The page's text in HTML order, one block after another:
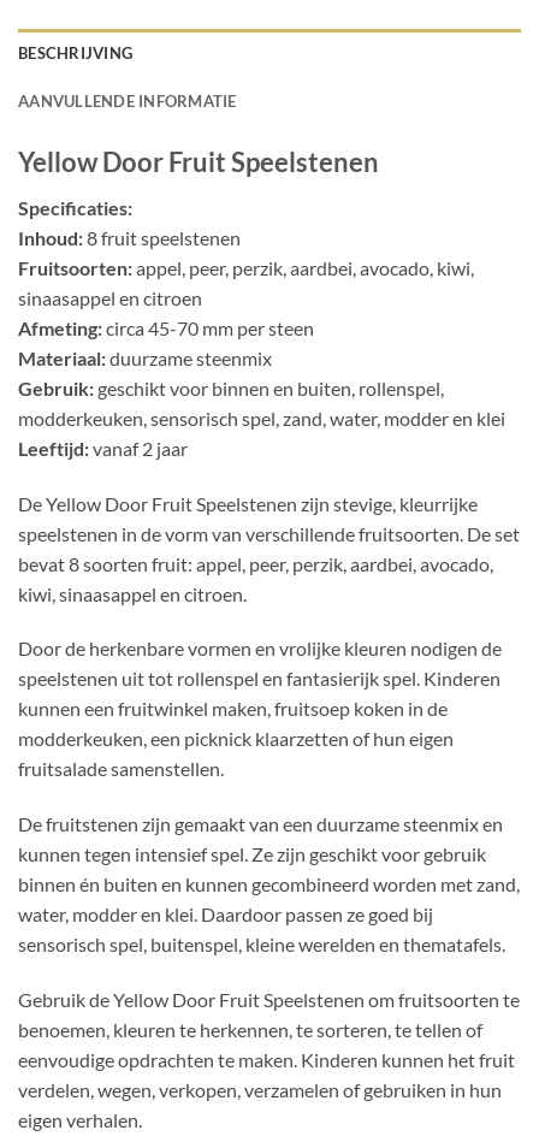
BESCHRIJVING
AANVULLENDE INFORMATIE
Yellow Door Fruit Speelstenen
Specificaties:
Inhoud:8 fruit speelstenen
Fruitsoorten:appel, peer, perzik, aardbei, avocado, kiwi,
sinaasappel en citroen
Afmeting:circa 45-70 mm per steen
Materiaal:duurzame steenmix
Gebruik:geschikt voor binnen en buiten, rollenspel,
modderkeuken, sensorisch spel, zand, water, modder en klei
Leeftijd:vanaf 2 jaar
De Yellow Door Fruit Speelstenen zijn stevige, kleurrijke
speelstenen in de vorm van verschillende fruitsoorten. De set
bevat 8 soorten fruit: appel, peer, perzik, aardbei, avocado,
kiwi, sinaasappel en citroen.
Door de herkenbare vormen en vrolijke kleuren nodigen de
speelstenen uit tot rollenspel en fantasierijk spel. Kinderen
kunnen een fruitwinkel maken, fruitsoep koken in de
modderkeuken, een picknick klaarzetten of hun eigen
fruitsalade samenstellen.
De fruitstenen zijn gemaakt van een duurzame steenmix en
kunnen tegen intensief spel. Ze zijn geschikt voor gebruik
binnen én buiten en kunnen gecombineerd worden met zand,
water, modder en klei. Daardoor passen ze goed bij
sensorisch spel, buitenspel, kleine werelden en thematafels.
Gebruik de Yellow Door Fruit Speelstenen om fruitsoorten te
benoemen, kleuren te herkennen, te sorteren, te tellen of
eenvoudige opdrachten te maken. Kinderen kunnen het fruit
verdelen, wegen, verkopen, verzamelen of gebruiken in hun
eigen verhalen.